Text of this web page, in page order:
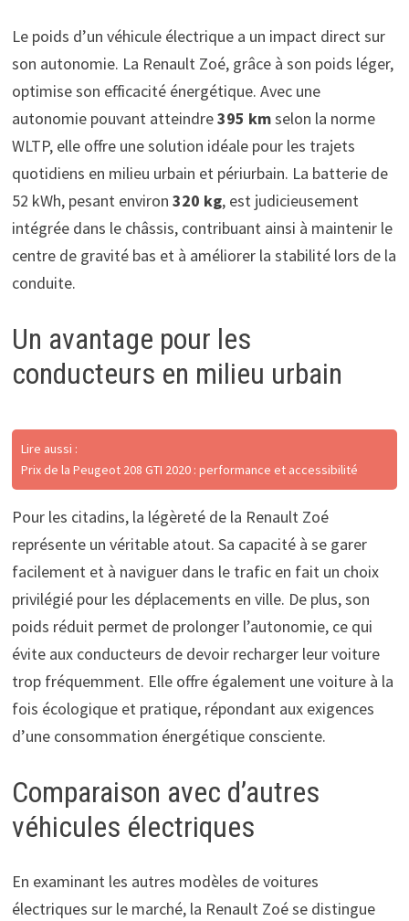
Le poids d’un véhicule électrique a un impact direct sur
son autonomie. La Renault Zoé, grâce à son poids léger,
optimise son efficacité énergétique. Avec une
autonomie pouvant atteindre395 kmselon la norme
WLTP, elle offre une solution idéale pour les trajets
quotidiens en milieu urbain et périurbain. La batterie de
52 kWh, pesant environ 320 kg, est judicieusement
intégrée dans le châssis, contribuant ainsi à maintenir le
centre de gravité bas et à améliorer la stabilité lors de la
conduite.
Un avantage pour les
conducteurs en milieu urbain
Lire aussi :
Prix de la Peugeot 208 GTI 2020 : performance et accessibilité
Pour les citadins, la légèreté de la Renault Zoé
représente un véritable atout. Sa capacité à se garer
facilement et à naviguer dans le trafic en fait un choix
privilégié pour les déplacements en ville. De plus, son
poids réduit permet de prolonger l’autonomie, ce qui
évite aux conducteurs de devoir recharger leur voiture
trop fréquemment. Elle offre également une voiture à la
fois écologique et pratique, répondant aux exigences
d’une consommation énergétique consciente.
Comparaison avec d’autres
véhicules électriques
En examinant les autres modèles de voitures
électriques sur le marché, la Renault Zoé se distingue